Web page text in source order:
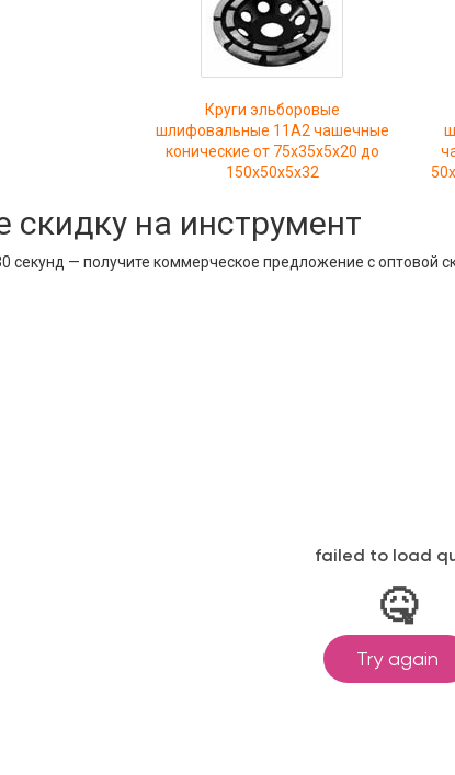
Круги эльборовые
шлифовальные 11A2 чашечные
конические от 75х35х5х20 до
150х50х5х32
скидку на инструмент
секунд — получите коммерческое предложение с оптовой